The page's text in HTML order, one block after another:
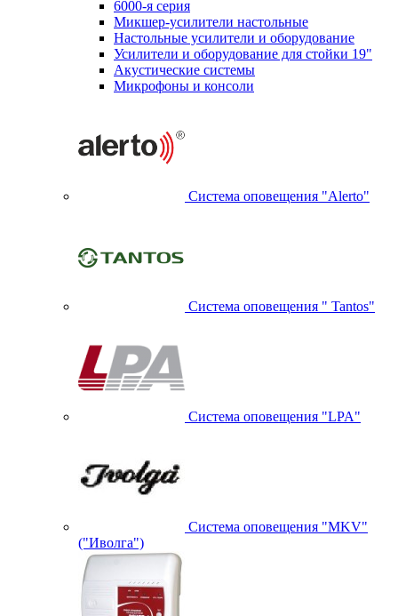
6000-я серия
Микшер-усилители настольные
Настольные усилители и оборудование
Усилители и оборудование для стойки 19"
Акустические системы
Микрофоны и консоли
Система оповещения "Alerto"
Система оповещения " Tantos"
Система оповещения "LPA"
Система оповещения "MKV"
("Иволга")